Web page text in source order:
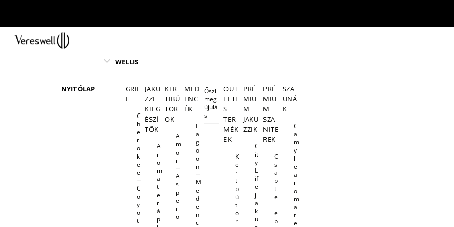
content
NYITÓLAP
WELLIS
GRIL
L
C
h
e
r
o
k
e
e
C
o
y
o
t
JAKU
ZZI
KIEG
ÉSZÍ
TŐK
A
r
o
m
a
t
e
r
á
p
KER
TIBÚ
TOR
OK
A
m
o
r
A
s
p
e
r
o
MED
ENC
ÉK
L
a
g
o
o
n
M
e
d
e
n
c
Őszi
meg
újulá
s
OUT
LETE
S
TER
MÉK
EK
K
e
r
ti
b
ú
t
o
r
PRÉ
MIU
M
JAKU
ZZIK
C
it
y
L
if
e
j
a
k
u
PRÉ
MIU
M
SZA
NITE
REK
C
s
a
p
t
e
l
e
p
SZA
UNÁ
K
C
a
m
y
ll
e
a
r
o
m
a
t
e